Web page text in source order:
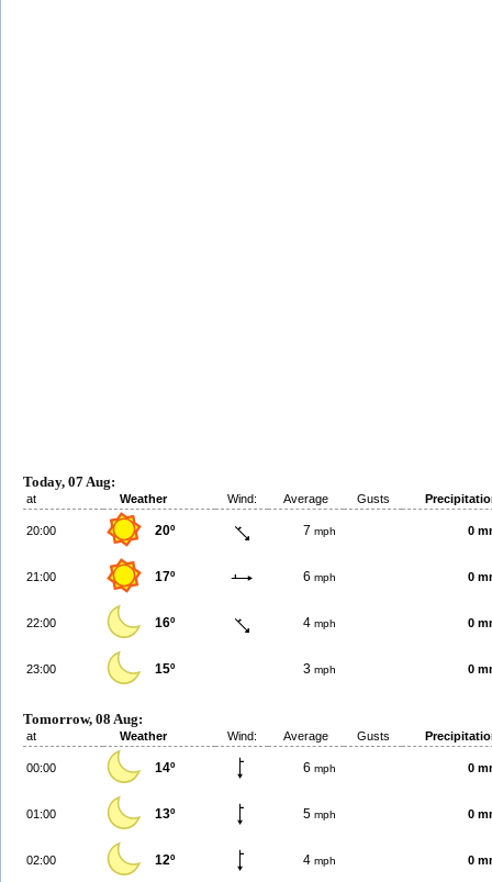
Today, 07 Aug:
at Weather Wind: Average Gusts
20:00 20º 7 mph 0
21:00 17º 6 mph 0
22:00 16º 4 mph 0
23:00 15º 3 mph 0
Tomorrow, 08 Aug:
at Weather Wind: Average Gusts
00:00 14º 6 mph 0
01:00 13º 5 mph 0
02:00 12º 4 mph 0